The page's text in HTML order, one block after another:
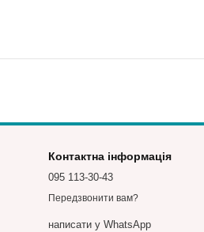
Контактна інформація
095 113-30-43
Передзвонити вам?
написати у WhatsApp